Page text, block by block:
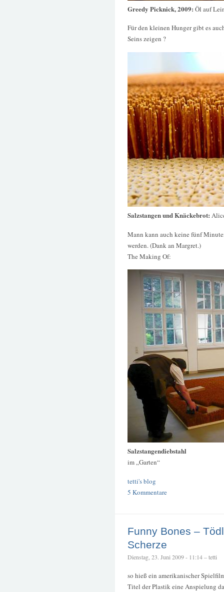
Greedy Picknick, 2009: Öl auf
Für den kleinen Hunger gibt es
Seins zeigen ?
Salzstangen und Knäckebrot:
Mann kann auch keine fünf
werden. (Dank an Margret.)
The Making Of:
Salzstangendiebstahl
im „Garten“
tetti's blog
5 Kommentare
Funny Bones –
Scherze
Dienstag, 23. Juni 2009 - 11:14 – tetti
so hieß ein amerikanischer
Titel der Plastik eine Anspielung